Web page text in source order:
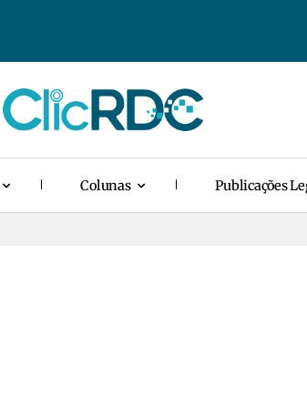
Colunas Publicações